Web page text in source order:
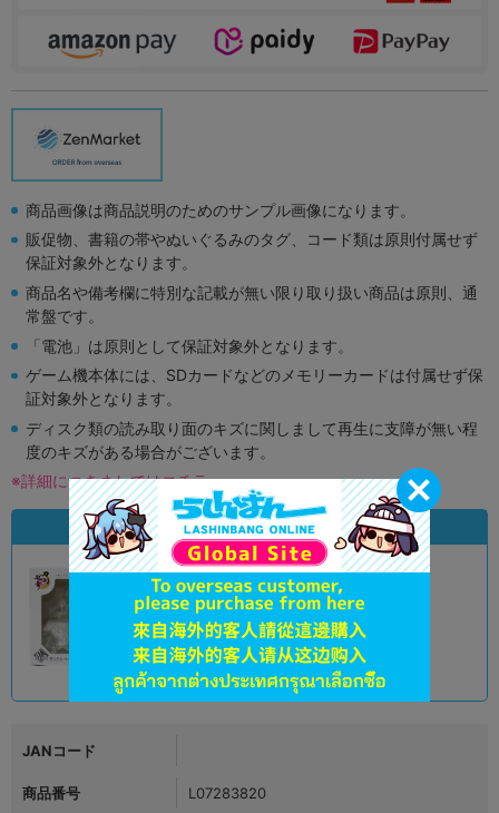
商品画像は商品説明のためのサンプル画像になります。
販促物、書籍の帯やぬいぐるみのタグ、コード類は原則付属せず
保証対象外となります。
商品名や備考欄に特別な記載が無い限り取り扱い商品は原則、通
常盤です。
「電池」は原則として保証対象外となります。
ゲーム機本体には、SDカードなどのメモリーカードは付属せず保
証対象外となります。
ディスク類の読み取り面のキズに関しまして再生に支障が無い程
度のキズがある場合がございます。
※詳細につきましてはコチラ
状態違いの同一商品
状態 : A
オンライン
品切状態 7,790円 税込
JANコード
商品番号 L07283820